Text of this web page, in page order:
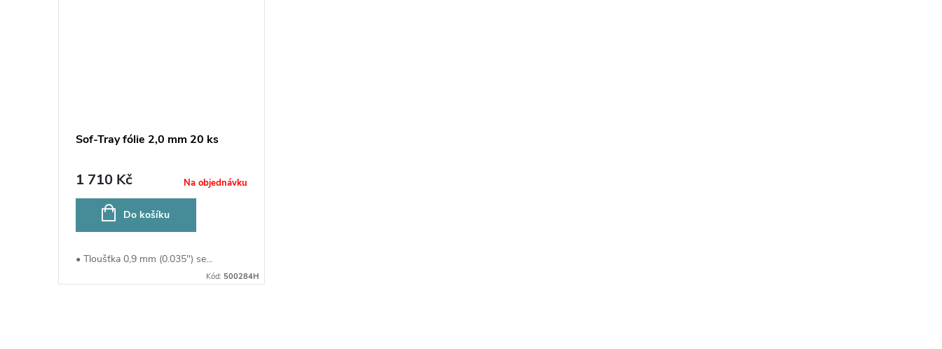
Sof-Tray fólie 2,0 mm 20 ks
1 710 Kč Na objednávku
Do košíku
• Tloušťka 0,9 mm (0.035") se...
Kód: 500284H